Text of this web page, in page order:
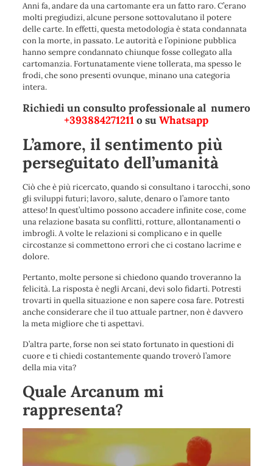
Anni fa, andare da una cartomante era un fatto raro. C’erano
molti pregiudizi, alcune persone sottovalutano il potere
delle carte. In effetti, questa metodologia è stata condannata
con la morte, in passato. Le autorità e l’opinione pubblica
hanno sempre condannato chiunque fosse collegato alla
cartomanzia. Fortunatamente viene tollerata, ma spesso le
frodi, che sono presenti ovunque, minano una categoria
intera.
Richiedi un consulto professionale al numero
+393884271211 o suWhatsapp
L’amore, il sentimento più
perseguitato dell’umanità
Ciò che è più ricercato, quando si consultano i tarocchi, sono
gli sviluppi futuri; lavoro, salute, denaro o l’amore tanto
atteso! In quest’ultimo possono accadere infinite cose, come
una relazione basata su conflitti, rotture, allontanamenti o
imbrogli. A volte le relazioni si complicano e in quelle
circostanze si commettono errori che ci costano lacrime e
dolore.
Pertanto, molte persone si chiedono quando troveranno la
felicità. La risposta è negli Arcani, devi solo fidarti. Potresti
trovarti in quella situazione e non sapere cosa fare. Potresti
anche considerare che il tuo attuale partner, non è davvero
la meta migliore che ti aspettavi.
D’altra parte, forse non sei stato fortunato in questioni di
cuore e ti chiedi costantemente quando troverò l’amore
della mia vita?
Quale Arcanum mi
rappresenta?